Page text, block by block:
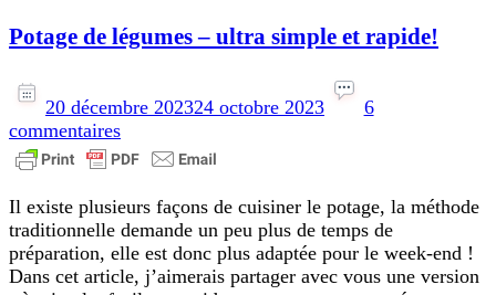
Potage de légumes – ultra simple et rapide!
20 décembre 202324 octobre 2023
6
commentairessur
Potage
légumes
–
ultra
simple
Il existe plusieurs façons de cuisiner le potage, la méthode
traditionnelle demande un peu plus de temps de
préparation, elle est donc plus adaptée pour le week-end !
Dans cet article, j’aimerais partager avec vous une version